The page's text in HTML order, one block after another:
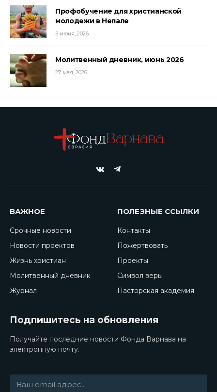
Профобучение для христианской
молодежи в Непале
5 июня, 2026
Молитвенный дневник, июнь 2026
27 мая, 2026
VKontakte
Telegram
ВАЖНОЕ
Срочные новости
Новости проектов
Жизнь христиан
Молитвенный дневник
Журнал
ПОЛЕЗНЫЕ ССЫЛКИ
Контакты
Пожертвовать
Проекты
Символ веры
Пасторская академия
Подпишитесь на обновления
Получайте последние новости Фонда Варнава на
электронную почту.